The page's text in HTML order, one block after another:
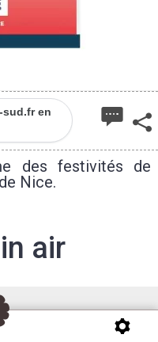
sud.fr en
des festivités de
Nice.
air